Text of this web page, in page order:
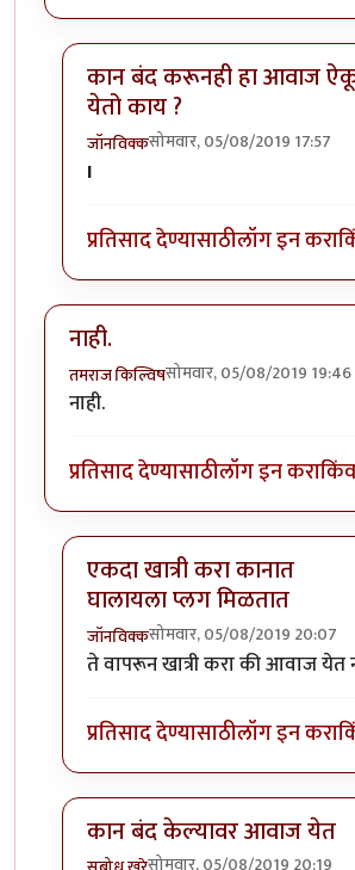
कान बंद करूनही हा आवाज
येतो काय ?
जॉनविक्कसोमवार, 05/08/2019 17:57
In reply to
I
प्रतिसाद देण्यासाठीलॉग इन करा
नाही.
तमराज किल्विषसोमवार, 05/08/2019 19:46
नाही.
प्रतिसाद देण्यासाठीलॉग इन करा
एकदा खात्री करा कानात
घालायला प्लग मिळतात
जॉनविक्कसोमवार, 05/08/2019 20:07
In reply toनाही.byतमराज
ते वापरून खात्री करा की आवाज येत
प्रतिसाद देण्यासाठीलॉग इन करा
कान बंद केल्यावर आवाज येत